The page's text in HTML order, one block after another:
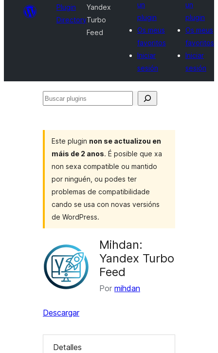
Plugin
Directory
Yandex
Turbo
Feed
un
plugin
Os meus
favoritos
Iniciar
sesión
un
plugin
Os meus
favoritos
Iniciar
sesión
Buscar
Este plugin non se actualizou en
máis de 2 anos. É posible que xa
non sexa compatible ou mantido
por ninguén, ou podes ter
problemas de compatibilidade
cando se usa con novas versións
de WordPress.
Mihdan:
Yandex Turbo
Feed
Por mihdan
Descargar
Detalles